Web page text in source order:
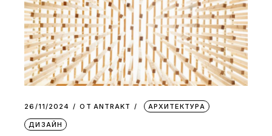
26/11/2024 ОТ АNTRAKT АРХИТЕКТУРА
ДИЗАЙН